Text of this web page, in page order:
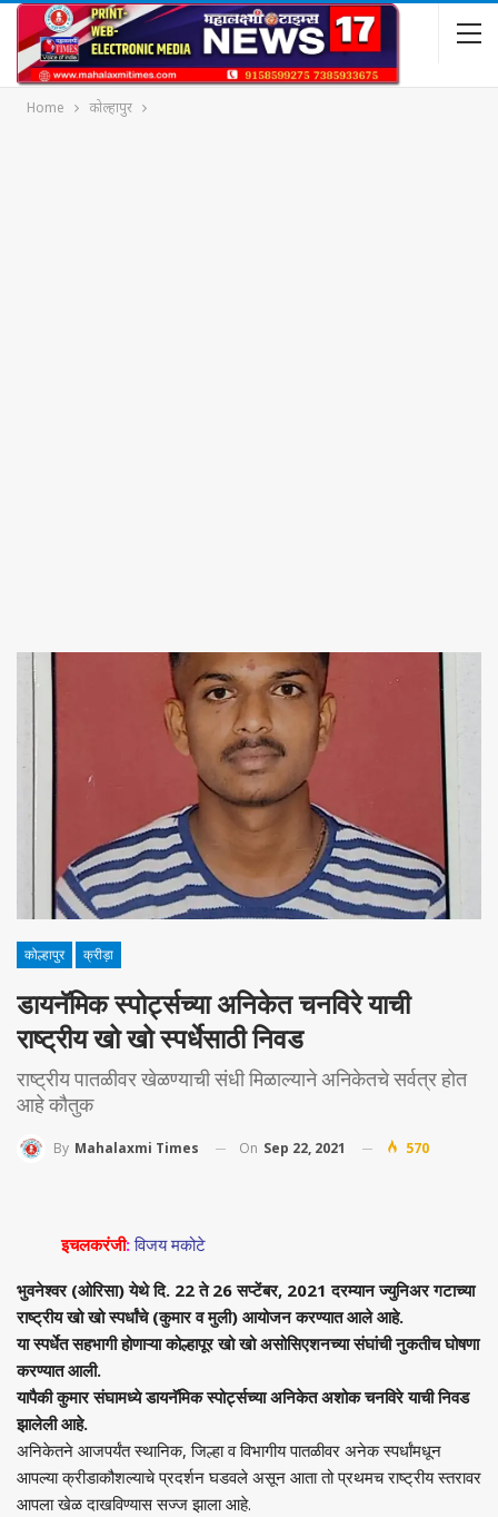
Home कोल्हापुर
कोल्हापुर क्रीड़ा
डायनॅमिक स्पोर्ट्सच्या अनिकेत चनविरे याची
राष्ट्रीय खो खो स्पर्धेसाठी निवड
राष्ट्रीय पातळीवर खेळण्याची संधी मिळाल्याने अनिकेतचे सर्वत्र होत
आहे कौतुक
By Mahalaxmi Times On Sep 22, 2021 570
इचलकरंजी: विजय मकोटे
भुवनेश्वर (ओरिसा) येथे दि. 22 ते 26 सप्टेंबर, 2021 दरम्यान ज्युनिअर गटाच्या
राष्ट्रीय खो खो स्पर्धांचे (कुमार व मुली) आयोजन करण्यात आले आहे.
या स्पर्धेत सहभागी होणाऱ्या कोल्हापूर खो खो असोसिएशनच्या संघांची नुकतीच घोषणा
करण्यात आली.
यापैकी कुमार संघामध्ये डायनॅमिक स्पोर्ट्सच्या अनिकेत अशोक चनविरे याची निवड
झालेली आहे.
अनिकेतने आजपर्यंत स्थानिक, जिल्हा व विभागीय पातळीवर अनेक स्पर्धांमधून
आपल्या क्रीडाकौशल्याचे प्रदर्शन घडवले असून आता तो प्रथमच राष्ट्रीय स्तरावर
आपला खेळ दाखविण्यास सज्ज झाला आहे.